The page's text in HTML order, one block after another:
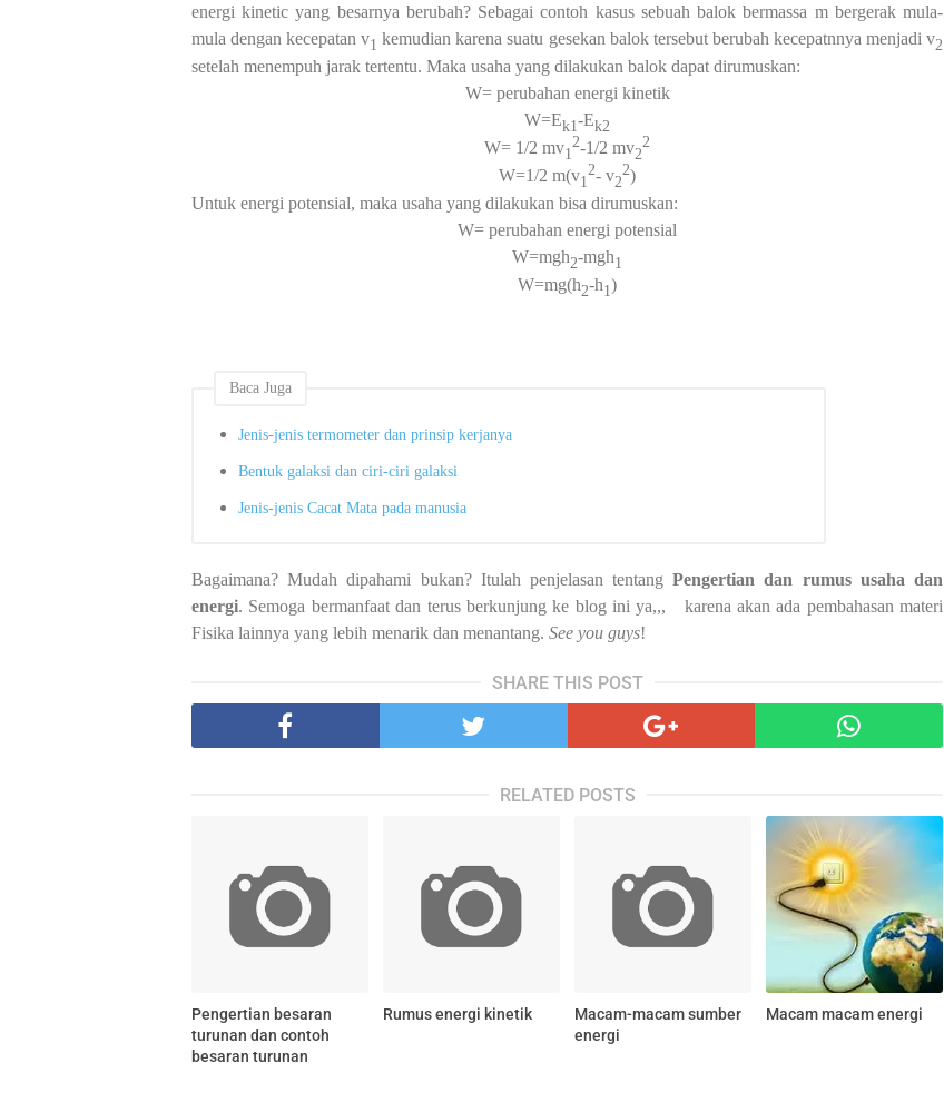
energi kinetic yang besarnya berubah? Sebagai contoh kasus sebuah balok bermassa m bergerak mula-
mula dengan kecepatan v1 kemudian karena suatu gesekan balok tersebut berubah kecepatnnya menjadi v2
setelah menempuh jarak tertentu. Maka usaha yang dilakukan balok dapat dirumuskan:
W= perubahan energi kinetik
W=Ek1-Ek2
W= 1/2 mv1
2-1/2 mv2
2
W=1/2 m(v1
2- v2
2)
Untuk energi potensial, maka usaha yang dilakukan bisa dirumuskan:
W= perubahan energi potensial
W=mgh2-mgh1
W=mg(h2-h1)
Baca Juga
Jenis-jenis termometer dan prinsip kerjanya
Bentuk galaksi dan ciri-ciri galaksi
Jenis-jenis Cacat Mata pada manusia
Bagaimana? Mudah dipahami bukan? Itulah penjelasan tentangPengertian dan rumus usaha dan
energi. Semoga bermanfaat dan terus berkunjung ke blog ini ya,,, karena akan ada pembahasan materi
Fisika lainnya yang lebih menarik dan menantang. See you guys!
SHARE THIS POST
RELATED POSTS
Pengertian besaran
turunan dan contoh
besaran turunan
Rumus energi kinetik
Macam-macam sumber
energi
Macam macam energi